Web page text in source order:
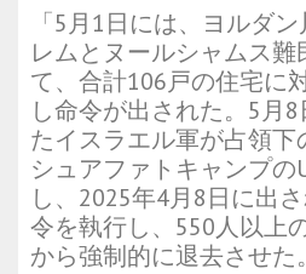
「5月1日には、ヨルダ
レムとヌールシャムス
て、合計106戸の住宅に
し命令が出された。5月
たイスラエル軍が占領下
シュアファトキャンプの
し、2025年4月8日に出
令を執行し、550人以上
から強制的に退去させた